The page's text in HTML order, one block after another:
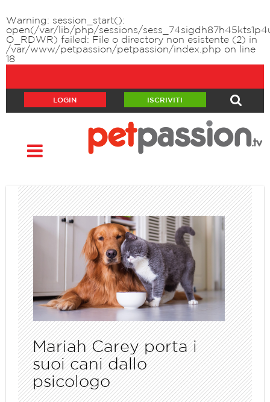
Warning : session_start():
open(/var/lib/php/sessions/
O_RDWR) failed: File o directory non esistente (2) in
/var/www/petpassion/petpassion/index.php on line
18
LOGIN ISCRIVITI
Mariah Carey porta i
suoi cani dallo
psicologo